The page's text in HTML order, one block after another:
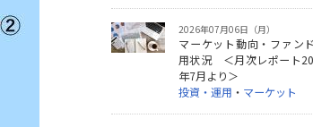
2026年07月06日（月）
マーケット動向・ファン
用状況 ＜月次レポート
年7月より＞
投資・運用 ・ マーケット